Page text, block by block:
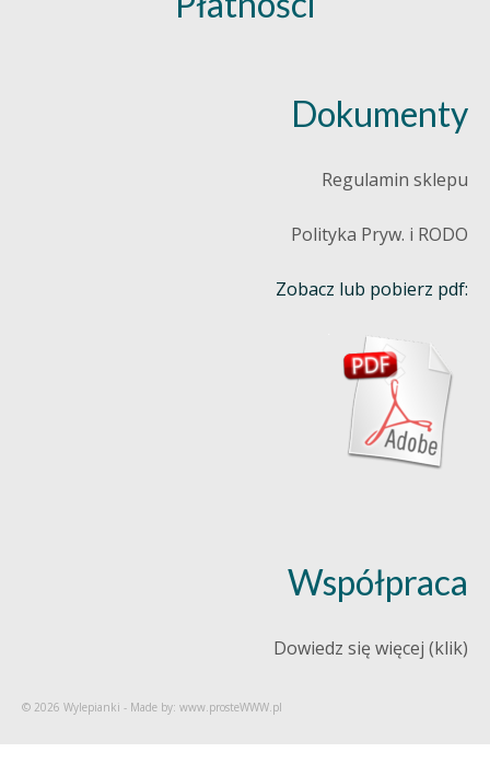
Dokumenty
Regulamin sklepu
Polityka Pryw. i RODO
Zobacz lub pobierz pdf:
Współpraca
Dowiedz się więcej (klik)
© 2026 Wylepianki - Made by: www.prosteWWW.pl